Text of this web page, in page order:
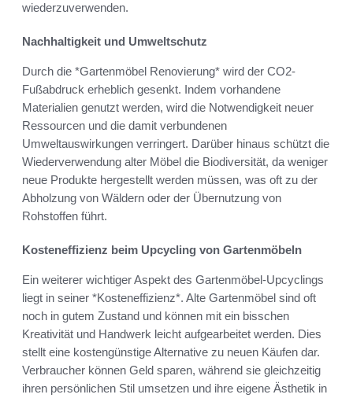
wiederzuverwenden.
Nachhaltigkeit und Umweltschutz
Durch die *Gartenmöbel Renovierung* wird der CO2-
Fußabdruck erheblich gesenkt. Indem vorhandene
Materialien genutzt werden, wird die Notwendigkeit neuer
Ressourcen und die damit verbundenen
Umweltauswirkungen verringert. Darüber hinaus schützt die
Wiederverwendung alter Möbel die Biodiversität, da weniger
neue Produkte hergestellt werden müssen, was oft zu der
Abholzung von Wäldern oder der Übernutzung von
Rohstoffen führt.
Kosteneffizienz beim Upcycling von Gartenmöbeln
Ein weiterer wichtiger Aspekt des Gartenmöbel-Upcyclings
liegt in seiner *Kosteneffizienz*. Alte Gartenmöbel sind oft
noch in gutem Zustand und können mit ein bisschen
Kreativität und Handwerk leicht aufgearbeitet werden. Dies
stellt eine kostengünstige Alternative zu neuen Käufen dar.
Verbraucher können Geld sparen, während sie gleichzeitig
ihren persönlichen Stil umsetzen und ihre eigene Ästhetik in